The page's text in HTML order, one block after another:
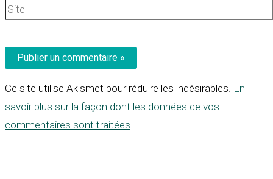
Site
Ce site utilise Akismet pour réduire les indésirables. En
savoir plus sur la façon dont les données de vos
commentaires sont traitées.